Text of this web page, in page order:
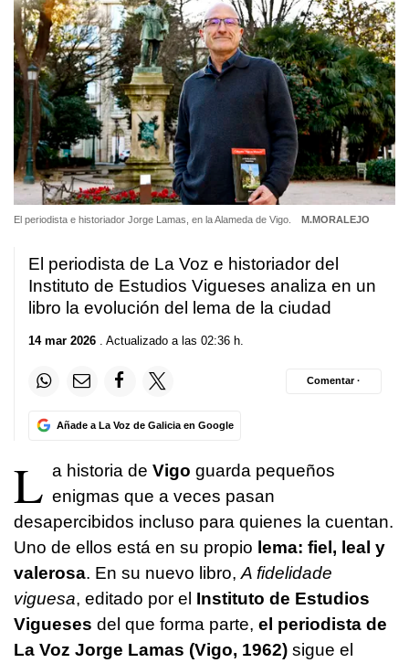
El periodista e historiador Jorge Lamas, en la Alameda de Vigo. M.MORALEJO
El periodista de La Voz e historiador del
Instituto de Estudios Vigueses analiza en un
libro la evolución del lema de la ciudad
14 mar 2026 . Actualizado a las 02:36 h.
Añade a La Voz de Galicia en Google
Comentar ·
L a historia de Vigo guarda pequeños
enigmas que a veces pasan
desapercibidos incluso para quienes la cuentan.
Uno de ellos está en su propio lema: fiel, leal y
valerosa. En su nuevo libro, A fidelidade
viguesa, editado por el Instituto de Estudios
Vigueses del que forma parte, el periodista de
La Voz Jorge Lamas (Vigo, 1962) sigue el